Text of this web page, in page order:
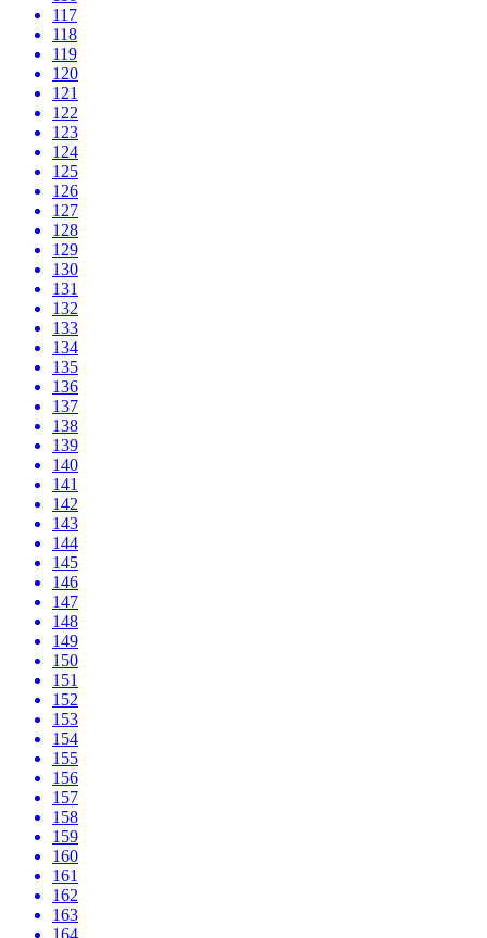
117
118
119
120
121
122
123
124
125
126
127
128
129
130
131
132
133
134
135
136
137
138
139
140
141
142
143
144
145
146
147
148
149
150
151
152
153
154
155
156
157
158
159
160
161
162
163
164